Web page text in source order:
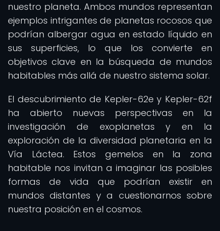
nuestro planeta. Ambos mundos representan
ejemplos intrigantes de planetas rocosos que
podrían albergar agua en estado líquido en
sus superficies, lo que los convierte en
objetivos clave en la búsqueda de mundos
habitables más allá de nuestro sistema solar.
El descubrimiento de Kepler-62e y Kepler-62f
ha abierto nuevas perspectivas en la
investigación de exoplanetas y en la
exploración de la diversidad planetaria en la
Vía Láctea. Estos gemelos en la zona
habitable nos invitan a imaginar las posibles
formas de vida que podrían existir en
mundos distantes y a cuestionarnos sobre
nuestra posición en el cosmos.